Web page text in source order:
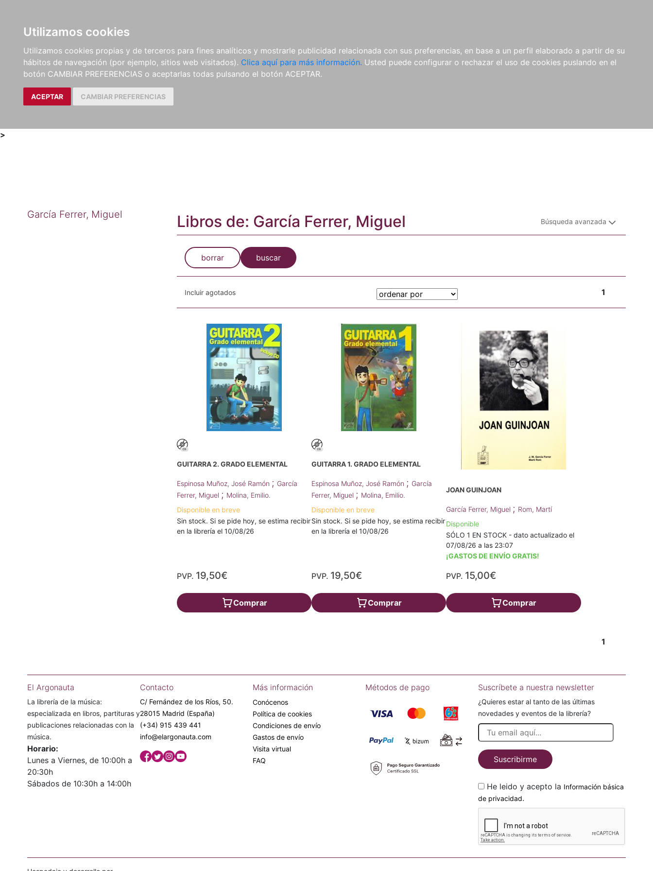
Utilizamos cookies
Utilizamos cookies propias y de terceros para fines analíticos y mostrarle publicidad relacionada con sus preferencias, en base a un perfil elaborado a partir de su
hábitos de navegación (por ejemplo, sitios web visitados). Clica aquí para más información. Usted puede configurar o rechazar el uso de cookies puslando en el
botón CAMBIAR PREFERENCIAS o aceptarlas todas pulsando el botón ACEPTAR.
ACEPTAR CAMBIAR PREFERENCIAS
LIBROS
MÉTODOS Y
EJERCICIOS
PARTITURAS Y EDICIONES
CRÍTICAS
REVISTAS
CDS Y
DVDS
MATERIAL
COMPLEMENTARIO
NOVEDADES NOTICIAS
COMPRAS
INSTITUCIONALES
>
García Ferrer, Miguel Libros de: García Ferrer, Miguel Búsqueda avanzada
borrar buscar
Incluir agotados 1
GUITARRA 2. GRADO ELEMENTAL
Espinosa Muñoz, José Ramón ; García
Ferrer, Miguel ; Molina, Emilio.
Disponible en breve
Sin stock. Si se pide hoy, se estima recibir
en la librería el 10/08/26
PVP. 19,50€
Comprar
GUITARRA 1. GRADO ELEMENTAL
Espinosa Muñoz, José Ramón ; García
Ferrer, Miguel ; Molina, Emilio.
Disponible en breve
Sin stock. Si se pide hoy, se estima recibir
en la librería el 10/08/26
PVP. 19,50€
Comprar
JOAN GUINJOAN
García Ferrer, Miguel ; Rom, Martí
Disponible
SÓLO 1 EN STOCK - dato actualizado el
07/08/26 a las 23:07
¡GASTOS DE ENVÍO GRATIS!
PVP. 15,00€
Comprar
1
El Argonauta
La librería de la música:
especializada en libros, partituras y
publicaciones relacionadas con la
música.
Horario:
Lunes a Viernes, de 10:00h a
20:30h
Sábados de 10:30h a 14:00h
Contacto
C/ Fernández de los Ríos, 50.
28015 Madrid (España)
(+34) 915 439 441
info@elargonauta.com
Más información
Conócenos
Política de cookies
Condiciones de envío
Gastos de envío
Visita virtual
FAQ
Métodos de pago Suscríbete a nuestra newsletter
¿Quieres estar al tanto de las últimas
novedades y eventos de la librería?
Suscribirme
He leido y acepto la Información básica
de privacidad.